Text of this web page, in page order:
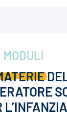
MODULI
L’INFANZIA